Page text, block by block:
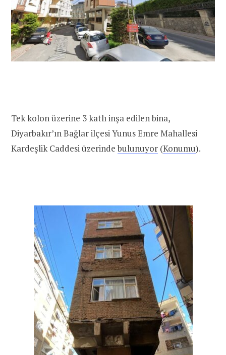
Tek kolon üzerine 3 katlı inşa edilen bina,
Diyarbakır’ın Bağlar ilçesi Yunus Emre Mahallesi
Kardeşlik Caddesi üzerindebulunuyor (Konumu).